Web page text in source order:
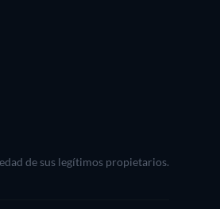
de sus legítimos propietarios.